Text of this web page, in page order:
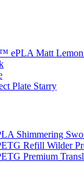
ePLA Matt Lemon
Plate Starry
Shimmering
Refill Wilder
Premium